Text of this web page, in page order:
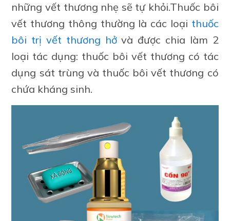
những vết thương nhẹ sẽ tự khỏi.Thuốc bôi
vết thương thông thường là các loại thuốc
bôi trị vết thương hởvà được chia làm 2
loại tác dụng: thuốc bôi vết thương có tác
dụng sát trùng và thuốc bôi vết thương có
chứa kháng sinh.